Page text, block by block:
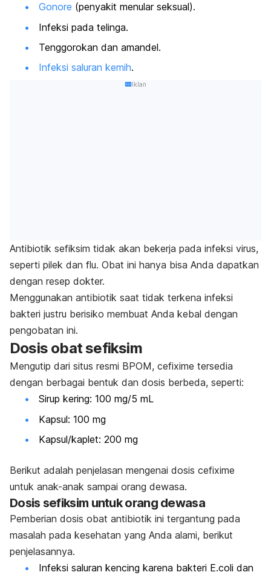
Gonore (penyakit menular seksual).
Infeksi pada telinga.
Tenggorokan dan amandel.
Infeksi saluran kemih.
Iklan
Antibiotik sefiksim tidak akan bekerja pada infeksi virus,
seperti pilek dan flu. Obat ini hanya bisa Anda dapatkan
dengan resep dokter.
Menggunakan antibiotik saat tidak terkena infeksi
bakteri justru berisiko membuat Anda kebal dengan
pengobatan ini.
Dosis obat sefiksim
Mengutip dari situs resmi BPOM, cefixime tersedia
dengan berbagai bentuk dan dosis berbeda, seperti:
Sirup kering: 100 mg/5 mL
Kapsul: 100 mg
Kapsul/kaplet: 200 mg
Berikut adalah penjelasan mengenai dosis cefixime
untuk anak-anak sampai orang dewasa.
Dosis sefiksim untuk orang dewasa
Pemberian dosis obat antibiotik ini tergantung pada
masalah pada kesehatan yang Anda alami, berikut
penjelasannya.
Infeksi saluran kencing karena bakteri E.coli dan